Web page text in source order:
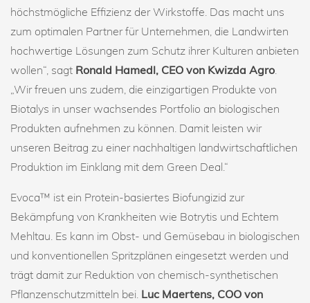
höchstmögliche Effizienz der Wirkstoffe. Das macht uns
zum optimalen Partner für Unternehmen, die Landwirten
hochwertige Lösungen zum Schutz ihrer Kulturen anbieten
wollen“, sagt Ronald Hamedl, CEO von Kwizda Agro.
„Wir freuen uns zudem, die einzigartigen Produkte von
Biotalys in unser wachsendes Portfolio an biologischen
Produkten aufnehmen zu können. Damit leisten wir
unseren Beitrag zu einer nachhaltigen landwirtschaftlichen
Produktion im Einklang mit dem Green Deal.“
Evoca™ ist ein Protein-basiertes Biofungizid zur
Bekämpfung von Krankheiten wie Botrytis und Echtem
Mehltau. Es kann im Obst- und Gemüsebau in biologischen
und konventionellen Spritzplänen eingesetzt werden und
trägt damit zur Reduktion von chemisch-synthetischen
Pflanzenschutzmitteln bei. Luc Maertens, COO von